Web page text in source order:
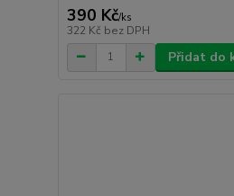
390 Kč/ks
322 Kč bez DPH
Přidat do